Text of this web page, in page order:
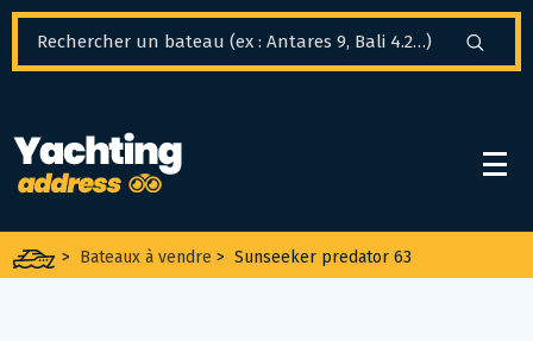
> Bateaux à vendre > Sunseeker predator 63
Panneau de gestion des cookies